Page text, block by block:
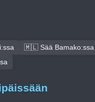
🇲🇱 Sää Bamako:ssa